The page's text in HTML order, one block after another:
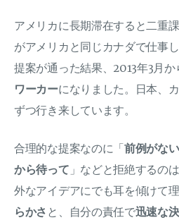
アメリカに長期滞在すると二重
がアメリカと同じカナダで仕事
提案が通った結果、2013年3月
ワーカーになりました。日本、
ずつ行き来しています。
合理的な提案なのに「 前例がな
から待って 」などと拒絶するの
外なアイデアにでも耳を傾けて
らかさ と、自分の責任で迅速な